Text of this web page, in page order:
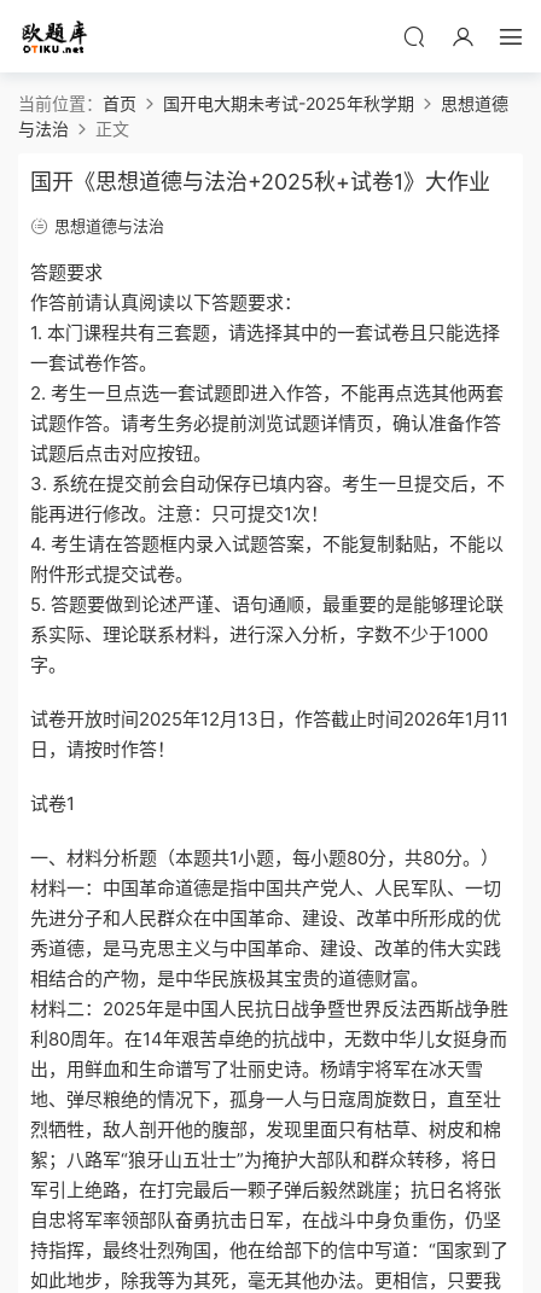
当前位置： 首页 国开电大期未考试-2025年秋学期
思想道德
与法治
正文
国开《思想道德与法治+2025秋+试卷1》大作业
思想道德与法治
答题要求
作答前请认真阅读以下答题要求：
1. 本门课程共有三套题，请选择其中的一套试卷且只能选择
一套试卷作答。
2. 考生一旦点选一套试题即进入作答，不能再点选其他两套
试题作答。请考生务必提前浏览试题详情页，确认准备作答
试题后点击对应按钮。
3. 系统在提交前会自动保存已填内容。考生一旦提交后，不
能再进行修改。注意：只可提交1次！
4. 考生请在答题框内录入试题答案，不能复制黏贴，不能以
附件形式提交试卷。
5. 答题要做到论述严谨、语句通顺，最重要的是能够理论联
系实际、理论联系材料，进行深入分析，字数不少于1000
字。
试卷开放时间2025年12月13日，作答截止时间2026年1月11
日，请按时作答！
试卷1
一、材料分析题（本题共1小题，每小题80分，共80分。）
材料一：中国革命道德是指中国共产党人、人民军队、一切
先进分子和人民群众在中国革命、建设、改革中所形成的优
秀道德，是马克思主义与中国革命、建设、改革的伟大实践
相结合的产物，是中华民族极其宝贵的道德财富。
材料二：2025年是中国人民抗日战争暨世界反法西斯战争胜
利80周年。在14年艰苦卓绝的抗战中，无数中华儿女挺身而
出，用鲜血和生命谱写了壮丽史诗。杨靖宇将军在冰天雪
地、弹尽粮绝的情况下，孤身一人与日寇周旋数日，直至壮
烈牺牲，敌人剖开他的腹部，发现里面只有枯草、树皮和棉
絮；八路军“狼牙山五壮士”为掩护大部队和群众转移，将日
军引上绝路，在打完最后一颗子弹后毅然跳崖；抗日名将张
自忠将军率领部队奋勇抗击日军，在战斗中身负重伤，仍坚
持指挥，最终壮烈殉国，他在给部下的信中写道：“国家到了
如此地步，除我等为其死，毫无其他办法。更相信，只要我